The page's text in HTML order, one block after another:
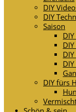
DIY
DIY
Saison
DIY fürs